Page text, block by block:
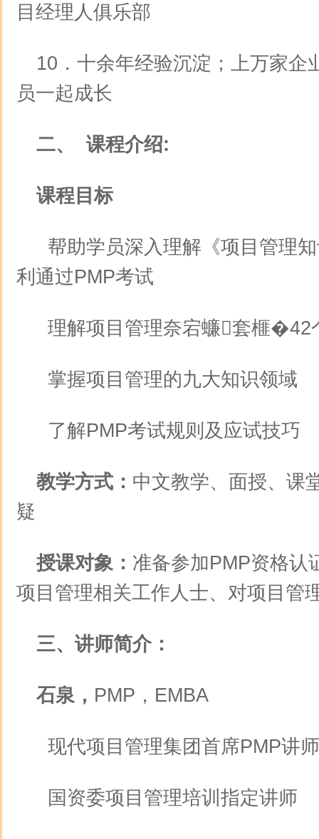
目经理人俱乐部
10．十余年经验沉淀；上万家企
员一起成长
二、 课程介绍:
课程目标
帮助学员深入理解《项目管理
利通过PMP考试
理解项目管理奈宕蠊套榧�42
掌握项目管理的九大知识领域
了解PMP考试规则及应试技巧
教学方式： 中文教学、面授、课
疑
授课对象： 准备参加PMP资格认
项目管理相关工作人士、对项目管
三、讲师简介：
石泉， PMP，EMBA
现代项目管理集团首席PMP讲师
国资委项目管理培训指定讲师